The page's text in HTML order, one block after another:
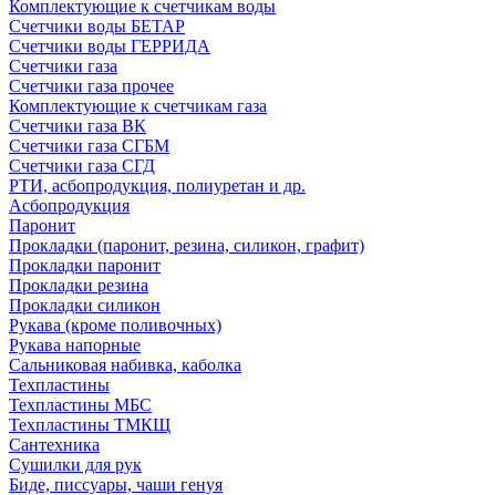
Комплектующие к счетчикам воды
Счетчики воды БЕТАР
Счетчики воды ГЕРРИДА
Счетчики газа
Счетчики газа прочее
Комплектующие к счетчикам газа
Счетчики газа ВК
Счетчики газа СГБМ
Счетчики газа СГД
РТИ, асбопродукция, полиуретан и др.
Асбопродукция
Паронит
Прокладки (паронит, резина, силикон, графит)
Прокладки паронит
Прокладки резина
Прокладки силикон
Рукава (кроме поливочных)
Рукава напорные
Сальниковая набивка, каболка
Техпластины
Техпластины МБС
Техпластины ТМКЩ
Сантехника
Сушилки для рук
Биде, писсуары, чаши генуя